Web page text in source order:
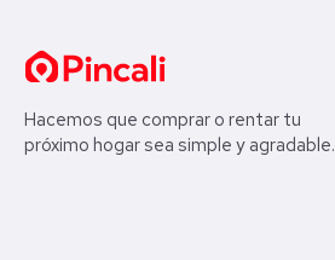
Hacemos que comprar o rentar tu
próximo hogar sea simple y agradable.